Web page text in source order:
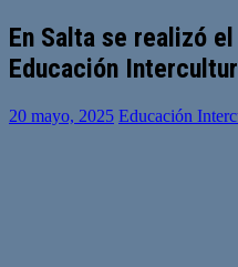
En Salta se realizó
Educación
20 mayo, 2025 Educación